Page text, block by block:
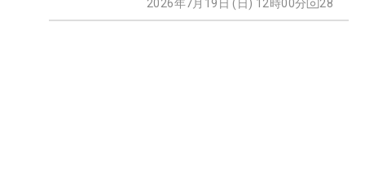
2026年7月19日 (日) 12時00分 28